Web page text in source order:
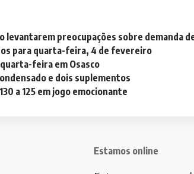
levantarem preocupações sobre demanda
para quarta-feira, 4 de fevereiro
feira em Osasco
e dois suplementos
a 125 em jogo emocionante
Estamos online